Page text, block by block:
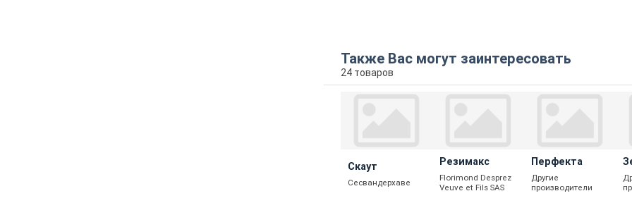
Также Вас могут заинтересовать
24 товаров
Скаут
Сесвандерхаве
Резимакс
Florimond Desprez
Veuve et Fils SAS
Перфекта
Другие
производители